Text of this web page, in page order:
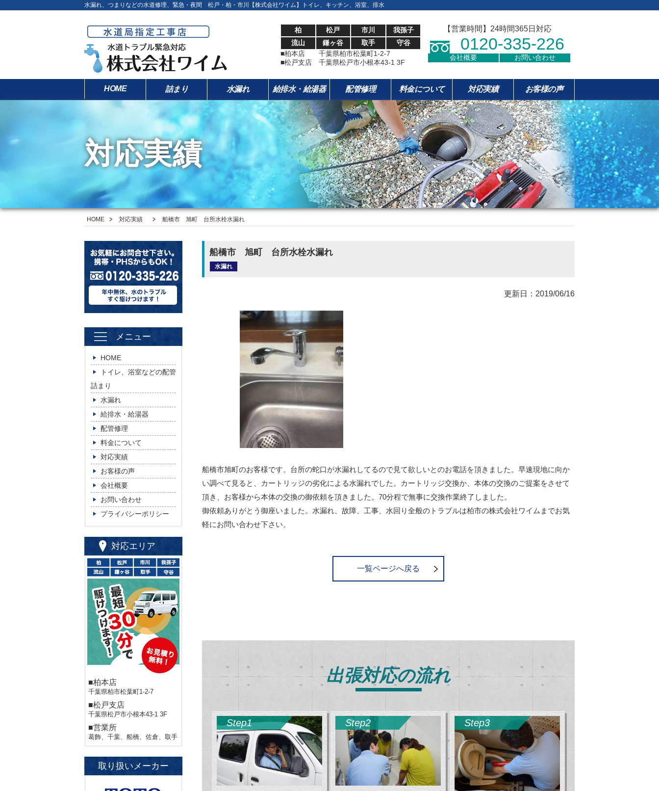
水漏れ、つまりなどの水道修理、緊急・夜間 松戸・柏・市川【株式会社ワイム】トイレ、キッチン、浴室、排水
柏 松戸 市川
我孫子
流山
鎌ヶ谷 取手
守谷
■柏本店 千葉県柏市松葉町1-2-7
■松戸支店 千葉県松戸市小根本43-1 3F
【営業時間】24時間365日対応
0120-335-226
会社概要 お問い合わせ
HOME 詰まり 水漏れ 給排水・給湯器 配管修理 料金について 対応実績 お客様の声
対応実績
HOME 対応実績 船橋市 旭町 台所水栓水漏れ
船橋市 旭町 台所水栓水漏れ
水漏れ
更新日：2019/06/16
船橋市旭町のお客様です。台所の蛇口が水漏れしてるので見て欲しいとのお電話を頂きました。早速現地に向か
い調べて見ると、カートリッジの劣化による水漏れでした。カートリッジ交換か、本体の交換のご提案をさせて
頂き、お客様から本体の交換の御依頼を頂きました。70分程で無事に交換作業終了しました。
御依頼ありがとう御座いました。水漏れ、故障、工事、水回り全般のトラブルは柏市の株式会社ワイムまでお気
軽にお問い合わせ下さい。
一覧ページへ戻る
出張対応の流れ
Step1 Step2 Step3
メニュー
HOME
トイレ、浴室などの配管
詰まり
水漏れ
給排水・給湯器
配管修理
料金について
対応実績
お客様の声
会社概要
お問い合わせ
プライバシーポリシー
対応エリア
■柏本店
千葉県柏市松葉町1-2-7
■松戸支店
千葉県松戸市小根本43-1 3F
■営業所
葛飾、千葉、船橋、佐倉、取手
取り扱いメーカー